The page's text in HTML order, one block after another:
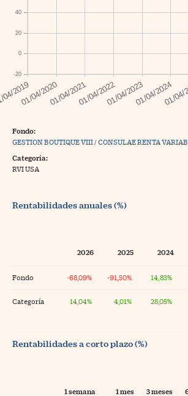
-20
0
20
40
Fondo:
GESTION BOUTIQUE VIII / CONSULAE RENTA
Categoría:
RVI USA
Rentabilidades anuales (%)
2026 2025 2024
Fondo -68,09% -91,50% 14,83%
Categoría 14,04% 4,01% 28,05%
Rentabilidades a corto plazo (%)
1 semana 1 mes 3 meses